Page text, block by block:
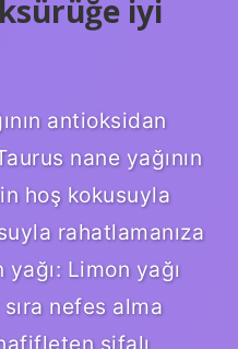
iyi
antioksidan
nane yağının
hoş kokusuyla
rahatlamanıza
Limon yağı
nefes alma
şifalı